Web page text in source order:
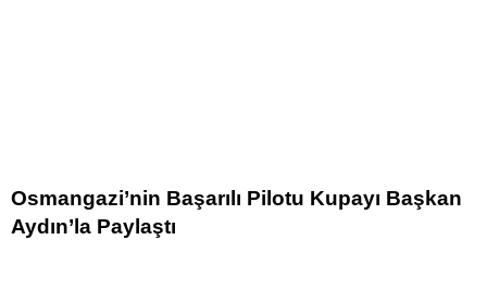
Osmangazi’nin Başarılı Pilotu Kupayı Başkan
Aydın’la Paylaştı